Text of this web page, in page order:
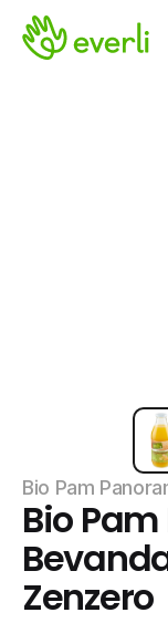
Bio Pam
Bio
Zenzero